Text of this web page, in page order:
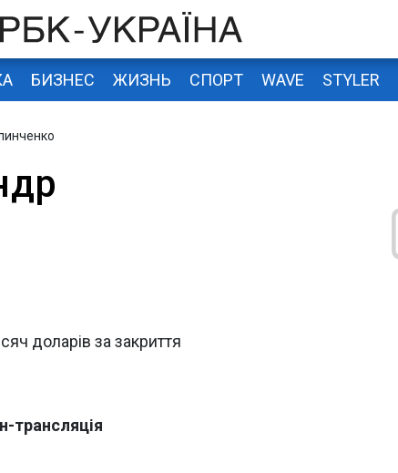
БИЗНЕС ЖИЗНЬ СПОРТ WAVE STYLER
доларів за закриття
трансляція